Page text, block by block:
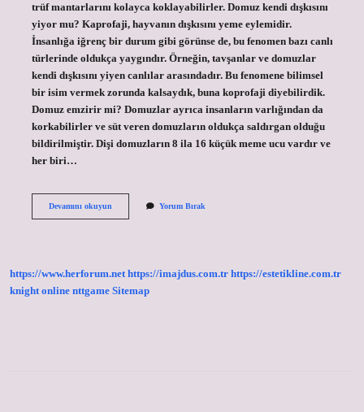
trüf mantarlarını kolayca koklayabilirler. Domuz kendi dışkısını
yiyor mu? Kaprofaji, hayvanın dışkısını yeme eylemidir.
İnsanlığa iğrenç bir durum gibi görünse de, bu fenomen bazı canlı
türlerinde oldukça yaygındır. Örneğin, tavşanlar ve domuzlar
kendi dışkısını yiyen canlılar arasındadır. Bu fenomene bilimsel
bir isim vermek zorunda kalsaydık, buna koprofaji diyebilirdik.
Domuz emzirir mi? Domuzlar ayrıca insanların varlığından da
korkabilirler ve süt veren domuzların oldukça saldırgan olduğu
bildirilmiştir. Dişi domuzların 8 ila 16 küçük meme ucu vardır ve
her biri…
Devamını okuyunDomuzlar
Yorum Bırak
https://www.herforum.net https://imajdus.com.tr https://estetikline.com.tr
knight online nttgame Sitemap